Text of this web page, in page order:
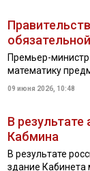
обязательной
Премьер-
математику
09 июня 2026, 10:48
В
Кабмина
В результате
здание Кабинета